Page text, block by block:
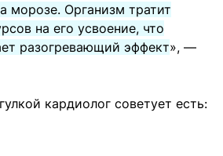
морозе. Организм тратит
на его усвоение, что
разогревающий эффект», —
кардиолог советует есть: